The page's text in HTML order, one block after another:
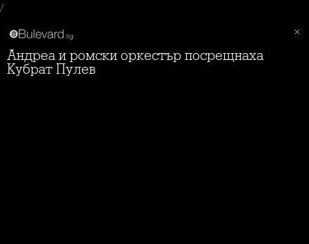
/
Андреа и ромски оркестър посрещнаха
Кубрат Пулев